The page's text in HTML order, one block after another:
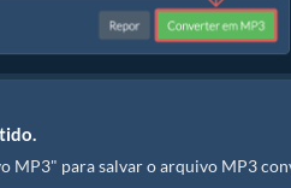
MP3" para salvar o arquivo MP3